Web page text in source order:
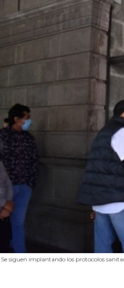
Se siguen implantando los protocolos